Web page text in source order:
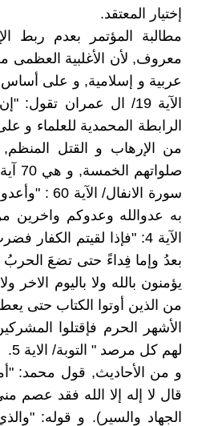
إختيار المعتقد.
مطالبة المؤتمر بعدم ربط
معروف, لأن الأغلبية العظمى
عربية و إسلامية, و على أساس
الآية 19/ ال عمران
الرابطة المحمدية للعلماء و
من الإرهاب و القتل
سورة
به عدوالله وعدوكم واخرين
الآية 4: "فإذا لقيتم
يؤمنون بالله ولا باليوم
من الذين أوتوا الكتاب حتى
الأشهر الحرم فإقتلوا
لهم كل مرصد " التوبة/ الاية 5.
و من الأحاديث, قول محمد:
قال لا إله إلا الله فقد عصم
الجهاد والسير). و قوله: